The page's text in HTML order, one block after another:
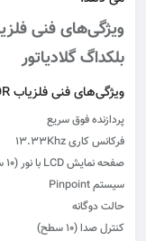
بلکداگ گلادیاتور
ویژگی‌های فنی فلزیاب BLACKDOG GLADIATOR به شرح زیر است:
پردازنده فوق‌ سریع
فرکانس کاری 13.33Khz
صفحه نمایش LCD با نور (10 سطح)
سیستم Pinpoint
حالت دوگانه
کنترل صدا (10 سطح)